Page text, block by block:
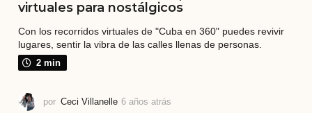
virtuales para nostálgicos
Con los recorridos virtuales de "Cuba en 360" puedes revivir
lugares, sentir la vibra de las calles llenas de personas.
2 min
por Ceci Villanelle 6 años atrás